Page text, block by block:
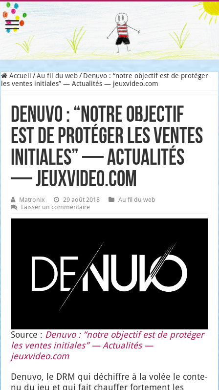
Accueil / Au fil du web / Denuvo : “notre objectif est de protéger
les ventes initiales” — Actualités — jeuxvideo.com
Denuvo : “notre objectif
est de protéger les ventes
initiales” — Actualités
— jeuxvideo.com
Matronix 29 août 2018
Au fil du web
Laisser un commentaire
Source : Denu­vo : “notre objec­tif est de pro­té­ger
les ventes ini­tiales” — Actua­li­tés —
jeuxvideo.com
Denu­vo, le DRM qui déchiffre à la volée le conte­
nu du jeu et qui fait chauf­fer for­te­ment les